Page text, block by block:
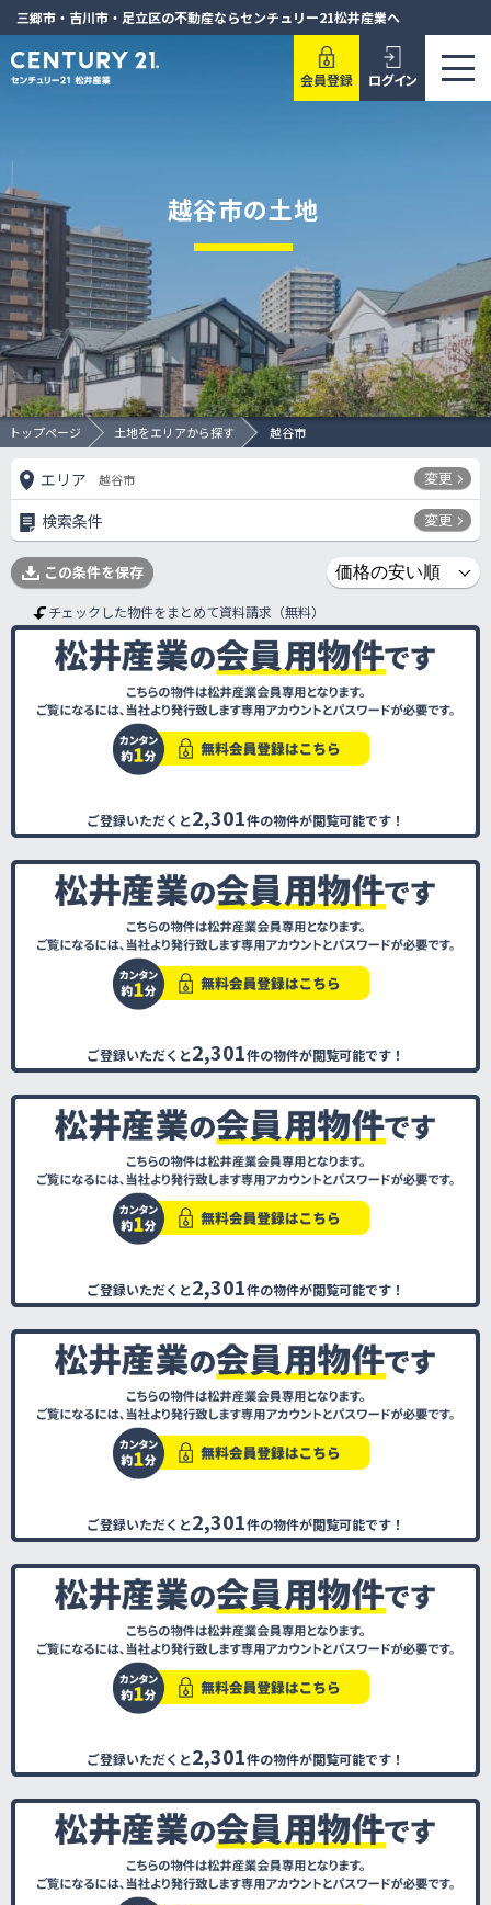
三郷市・吉川市・足立区の不動産ならセンチュリー21松井産業へ
会員登録 ログイン
トップページ 土地をエリアから探す 越谷市
越谷市の土地
エリア 越谷市 変更
検索条件 変更
この条件を保存
チェックした物件をまとめて資料請求（無料）
ご登録いただくと2,301件の物件が閲覧可能です！
ご登録いただくと2,301件の物件が閲覧可能です！
ご登録いただくと2,301件の物件が閲覧可能です！
ご登録いただくと2,301件の物件が閲覧可能です！
ご登録いただくと2,301件の物件が閲覧可能です！